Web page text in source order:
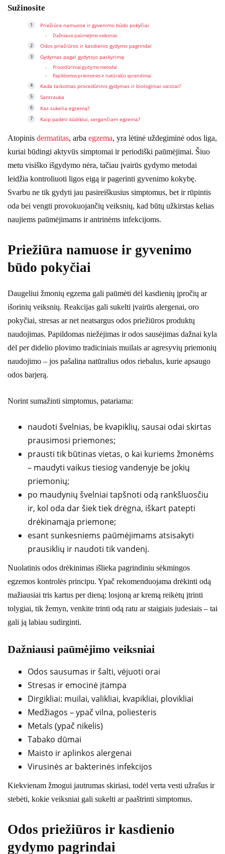
Sužinosite
Priežiūra namuose ir gyvenimo būdo pokyčiai
Dažniausi paūmėjimo veiksniai
Odos priežiūros ir kasdienio gydymo pagrindai
Gydymas pagal gydytojo paskyrimą
Procedūriniai gydymo metodai
Papildomos priemonės ir natūralūs sprendimai
Kada taikomas procedūrinis gydymas ir biologiniai vaistai?
Santrauka
Kas sukelia egzemą?
Kaip padėti kūdikiui, sergančiam egzema?
Atopinis dermatitas, arba egzema, yra lėtinė uždegiminė odos liga,
kuriai būdingi aktyvūs simptomai ir periodiški paūmėjimai. Šiuo
metu visiško išgydymo nėra, tačiau įvairūs gydymo metodai
leidžia kontroliuoti ligos eigą ir pagerinti gyvenimo kokybę.
Svarbu ne tik gydyti jau pasireiškusius simptomus, bet ir rūpintis
oda bei vengti provokuojančių veiksnių, kad būtų užkirstas kelias
naujiems paūmėjimams ir antrinėms infekcijoms.
Priežiūra namuose ir gyvenimo
būdo pokyčiai
Daugeliui žmonių egzema gali paūmėti dėl kasdienių įpročių ar
išorinių veiksnių. Reakcijas gali sukelti įvairūs alergenai, oro
pokyčiai, stresas ar net neatsargus odos priežiūros produktų
naudojimas. Papildomas niežėjimas ir odos sausėjimas dažnai kyla
dėl per didelio plovimo tradiciniais muilais ar agresyvių priemonių
naudojimo – jos pašalina natūralius odos riebalus, kurie apsaugo
odos barjerą.
Norint sumažinti simptomus, patariama:
naudoti švelnias, be kvapiklių, sausai odai skirtas
prausimosi priemones;
prausti tik būtinas vietas, o kai kuriems žmonėms
– maudyti vaikus tiesiog vandenyje be jokių
priemonių;
po maudynių švelniai tapšnoti odą rankšluosčiu
ir, kol oda dar šiek tiek drėgna, iškart patepti
drėkinamąja priemone;
esant sunkesniems paūmėjimams atsisakyti
prausiklių ir naudoti tik vandenį.
Nuolatinis odos drėkinimas išlieka pagrindiniu sėkmingos
egzemos kontrolės principu. Ypač rekomenduojama drėkinti odą
mažiausiai tris kartus per dieną; losjoną ar kremą reikėtų įtrinti
tolygiai, tik žemyn, venkite trinti odą ratu ar staigiais judesiais – tai
gali ją labiau sudirginti.
Dažniausi paūmėjimo veiksniai
Odos sausumas ir šalti, vėjuoti orai
Stresas ir emocinė įtampa
Dirgikliai: muilai, valikliai, kvapikliai, plovikliai
Medžiagos – ypač vilna, poliesteris
Metals (ypač nikelis)
Tabako dūmai
Maisto ir aplinkos alergenai
Virusinės ar bakterinės infekcijos
Kiekvienam žmogui jautrumas skiriasi, todėl verta vesti užrašus ir
stebėti, kokie veiksniai gali sukelti ar paaštrinti simptomus.
Odos priežiūros ir kasdienio
gydymo pagrindai